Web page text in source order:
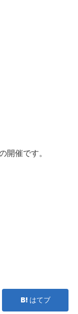
開催です。
はてブ